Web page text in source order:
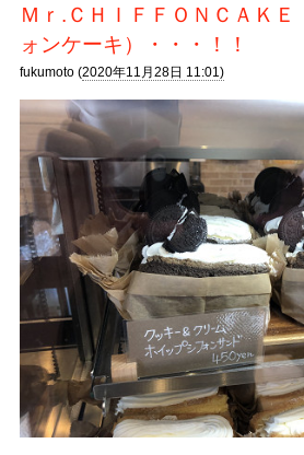
Ｍｒ.ＣＨＩＦＦＯＮＣＡＫＥ
ォンケーキ）・・・！！
fukumoto (2020年11月28日 11:01)